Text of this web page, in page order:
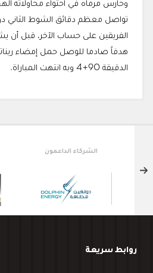
وحارس مرماه في احتواء محاولاته
تواصل معظم دقائق الشوط الثاني
الفريقين على حساب الآخر، قبل أن
هدفاً صادما للوصل حمل إمضاء
الدقيقة 90+4 وبه انتهت المباراة.
الشركاء الداعمون
روابط سريعة